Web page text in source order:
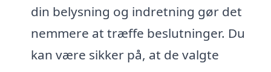
din belysning og indretning gør det
nemmere at træffe beslutninger. Du
kan være sikker på, at de valgte